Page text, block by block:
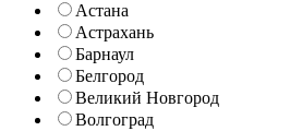
Астана
Астрахань
Барнаул
Белгород
Великий Новгород
Волгоград